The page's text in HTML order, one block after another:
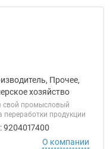
Прочее,
хозяйство
промысловый
продукции
О компании